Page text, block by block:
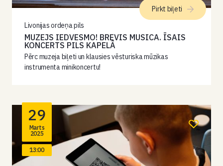
Livonijas ordeņa pils
MUZEJS IEDVESMO! BREVIS MUSICA. ĪSAIS
KONCERTS PILS KAPELĀ
Pērc muzeja biļeti un klausies vēsturiska mūzikas
instrumenta minikoncertu!
Pirkt biļeti
29
Marts
2025
13:00